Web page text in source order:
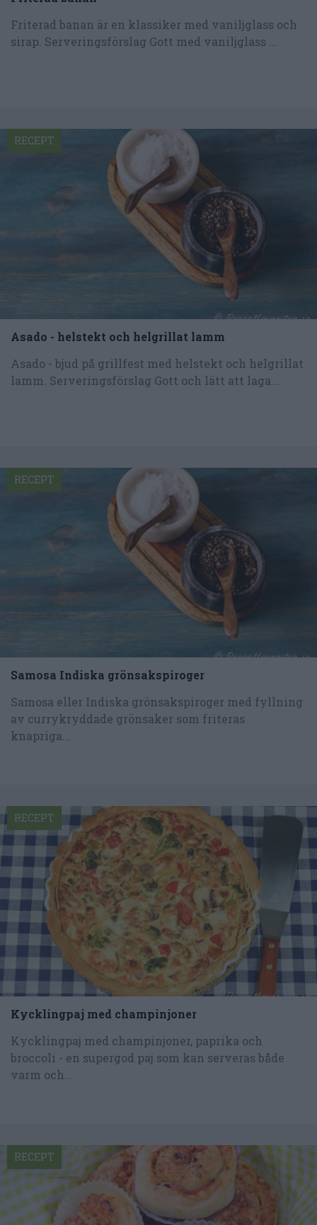
Friterad banan är en klassiker med vaniljglass och
sirap. Serveringsförslag Gott med vaniljglass ...
Asado - helstekt och helgrillat lamm
Asado - bjud på grillfest med helstekt och helgrillat
lamm. Serveringsförslag Gott och lätt att laga...
RECEPT
Samosa Indiska grönsakspiroger
Samosa eller Indiska grönsakspiroger med fyllning
av currykryddade grönsaker som friteras
knapriga...
RECEPT
Kycklingpaj med champinjoner
Kycklingpaj med champinjoner, paprika och
broccoli - en supergod paj som kan serveras både
varm och...
RECEPT
RECEPT